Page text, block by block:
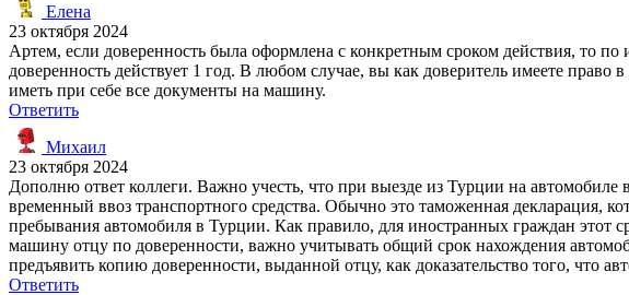
Елена
23 октября 2024
Артем, если доверенность была оформлена с конкретным сроком действия, то по
доверенность действует 1 год. В любом случае, вы как доверитель имеете
иметь при себе все документы на машину.
Ответить
Михаил
23 октября 2024
Дополню ответ коллеги. Важно учесть, что при выезде из Турции на
временный ввоз транспортного средства. Обычно это таможенная декларация,
пребывания автомобиля в Турции. Как правило, для иностранных граждан этот
машину отцу по доверенности, важно учитывать общий срок нахождения
предъявить копию доверенности, выданной отцу, как доказательство того, что
Ответить